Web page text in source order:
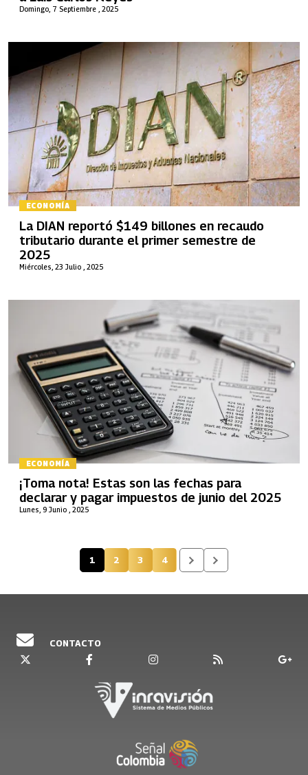
Domingo, 7 Septiembre , 2025
ECONOMÍA
Miércoles, 23 Julio , 2025
La DIAN reportó $149 billones en recaudo
tributario durante el primer semestre de
2025
ECONOMÍA
Lunes, 9 Junio , 2025
¡Toma nota! Estas son las fechas para
declarar y pagar impuestos de junio del 2025
Página actual
1 Página
2 Página
3 Página
4
CONTACTO